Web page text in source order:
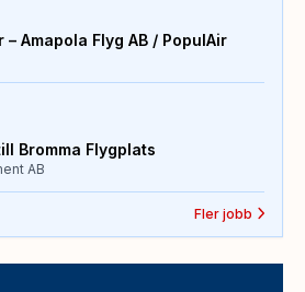
Amapola Flyg AB / PopulAir
Bromma Flygplats
AB
Fler jobb